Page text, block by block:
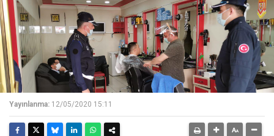
Yayınlanma: 12/05/2020 15:11